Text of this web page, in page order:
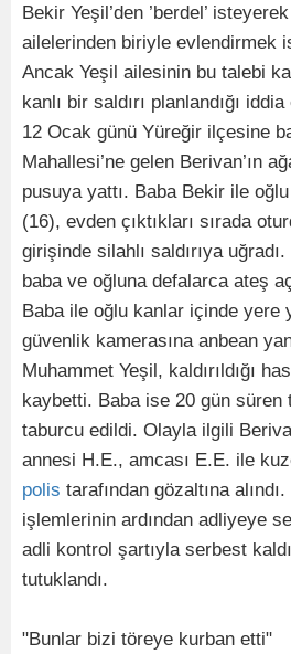
Bekir Yeşil’den ’berdel’
ailelerinden biriyle evlendirmek
Ancak Yeşil ailesinin bu talebi
kanlı bir saldırı planlandığı
12 Ocak günü Yüreğir ilçesine
Mahallesi’ne gelen Berivan’ın
pusuya yattı. Baba Bekir ile
(16), evden çıktıkları sırada
girişinde silahlı saldırıya uğradı.
baba ve oğluna defalarca ateş
Baba ile oğlu kanlar içinde yere
güvenlik kamerasına anbean
Muhammet Yeşil, kaldırıldığı
kaybetti. Baba ise 20 gün süren
taburcu edildi. Olayla ilgili
annesi H.E., amcası E.E. ile
polis tarafından gözaltına
işlemlerinin ardından adliyeye
adli kontrol şartıyla serbest
tutuklandı.
"Bunlar bizi töreye kurban etti"